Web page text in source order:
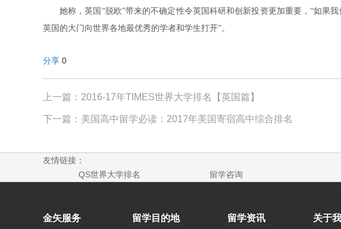
她称，英国“脱欧”带来的不确定性令英国科研和创新投资更加重要，“如果
英国的大门向世界各地最优秀的学者和学生打开”。
分享 0
上一篇：2016-17年TIMES世界大学排名【英国篇】
下一篇：美国高中留学必读：2017年美国寄宿高中综合排名
友情链接：
QS世界大学排名
留学咨询
金矢服务 留学目的地 留学资讯 关于